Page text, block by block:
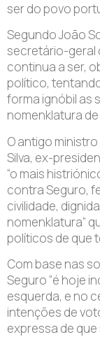
ser do povo
Segundo João
secretário-geral
continua a ser,
político,
forma ignóbil as
nomenklatura de
O antigo
Silva, ex-
“o mais
contra Seguro,
civilidade,
nomenklatura”
políticos de que
Com base nas
Seguro “é hoje
esquerda, e no
intenções de
expressa de que